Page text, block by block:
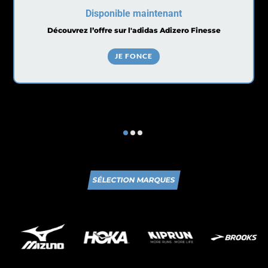
Disponible maintenant
Découvrez l’offre sur l'adidas Adizero Finesse
JE FONCE
SÉLECTION MARQUES